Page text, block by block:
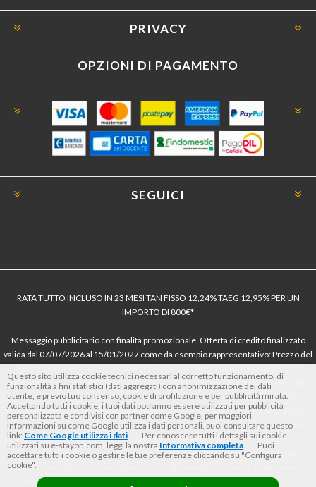
PRIVACY
OPZIONI DI PAGAMENTO
SEGUICI
RATA TUTTO INCLUSO IN 23 MESI TAN FISSO 12,24% TAEG 12,95% PER UN
IMPORTO DI 800€*
Messaggio pubblicitario con finalità promozionale. Offerta di credito finalizzato
valida dal 07/07/2026 al 15/01/2027 come da esempio rappresentativo: Prezzo del
bene € 800, Tan fisso 12,24% Taeg 12,95%, in 23 rate da € 40 costi accessori
dell’offerta azzerati. Importo totale del credito € 800. Importo totale dovuto dal
Consumatore € 920. Decorrenza media della prima rata a 90 giorni. Al fine di gestire
le tue spese in modo responsabile e di conoscere eventuali altre offerte disponibili,
Findomestic ti ricorda, prima di sottoscrivere il contratto, di prendere visione di
tutte le condizioni economiche e contrattuali, facendo riferimento alle Informazioni
Europee di Base sul Credito ai Consumatori (IEBCC) nel percorso online. Salvo
approvazione di Findomestic Banca S.p.A.. Il rivenditore (StayON) opera quale
intermediario del credito per Findomestic Banca S.p.A., non in esclusiva.
Questo sito utilizza cookie tecnici necessari al corretto funzionamento, di
funzionalità a fini statistici (dati aggregati) con anonimizzazione dei dati
utente, e previo tuo consenso, cookie di profilazione e per pubblicità mirata.
Accettando tutti i cookie, i tuoi dati potranno essere utilizzati per pubblicità
personalizzata e condivisi con partner come Google, per maggiori
informazioni su come Google utilizza i dati personali, puoi consultare questo
link: Come Google utilizza i dati
. Per conoscere tutti i dettagli sui cookie
utilizzati su e-stayon.com, leggi la nostra Informativa completa
. Puoi
accettare tutti i cookie o gestire le tue preferenze cliccando su "Configura
cookie".